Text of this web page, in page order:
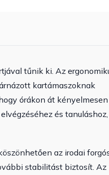
tűnik ki. Az
kartámaszoknak
órákon át kényelmesen
és tanuláshoz,
az irodai
stabilitást biztosít. Az